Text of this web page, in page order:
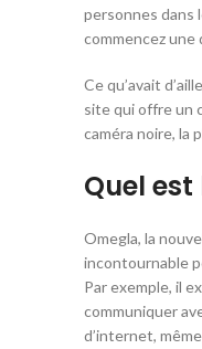
personnes dans
commencez une
Ce qu’avait
site qui offre un
caméra noire, la
Quel
Omegla, la
incontournable
Par exemple, il
communiquer
d’internet,